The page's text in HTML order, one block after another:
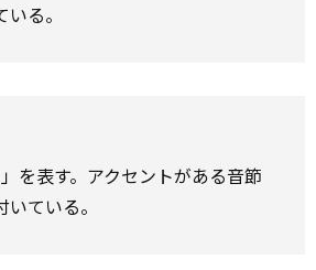
る。
」を表す。アクセントがある音節
ている。